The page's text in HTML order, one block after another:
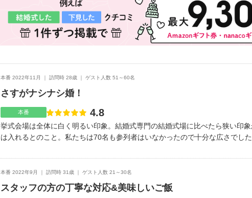
歩約10分圏内です。バス停も近くにありますが、jrの駅からはやや遠いかもし
しており、中でワンピースのルフィ像が見学できます。ゲストの方々も観光が
れておりました。支配人の方は気配りができて、対応も丁寧で好印象です。
くなかったのですが、やや説明が不十分なところがあり、こちらが後手にまわ
は、ホテルスタッフの皆様、提携業者様も含め、おおむね好印象でした。ホ
ト様も割引で泊まって頂けたり、新郎新婦無料宿泊サービスがついているので
たです。決め手は、自分達は結婚式にお金をたくさんかけるよりも夫婦の新生
ったので、そういう意味ではこちらの式場はコストパフォーマンスにかなり優
50人前後とゲストは少なめだったにもかかわらず、ほとんど御祝儀で賄う事が
ほぼありませんでした。だからと言って安かろう悪かろうは一切ありません
出来て、大満足です。ただ、ロケーションやド派手な演出を重視される方は
んどんアクションを起こして質問するくらいの自主性は多少必要かと思います
わせ回数も少なめなのでなおさらです。当日は、新婦新婦宿泊サービス(1泊)
本番 2022年11月 訪問時 28歳 ゲスト人数 51～60名
さすがナシナシ婚！
本番 点数
4.8
挙式会場は全体に白く明るい印象。結婚式専門の結婚式場に比べたら狭い印
は入れるとのこと。私たちは70名も参列者はいなかったので十分な広さでし
からでも見えるような感じでした。そしてイミテーションケーキの迫力！素
上がりはしてません。ペーパーアイテムや美容師、装花など持ち込みできるも
積もりよりもはなり値下がりしました！量が多いです。男性でも満足できる量
ても美味しいです！熊本駅からはやや距離があるかもしれません。ですが駐車
本番 2022年9月 訪問時 31歳 ゲスト人数 21～30名
スタッフの方の丁寧な対応&美味しいご飯